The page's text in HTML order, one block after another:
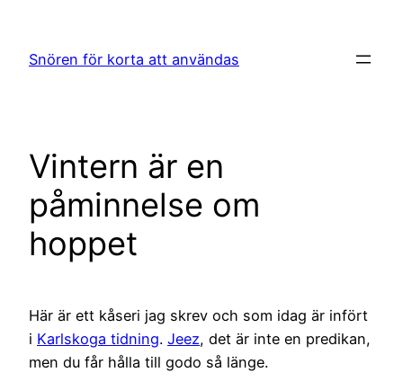
innehåll
Snören för korta att användas
Vintern är en
påminnelse om
hoppet
Här är ett kåseri jag skrev och som idag är infört
i Karlskoga tidning. Jeez, det är inte en predikan,
men du får hålla till godo så länge.